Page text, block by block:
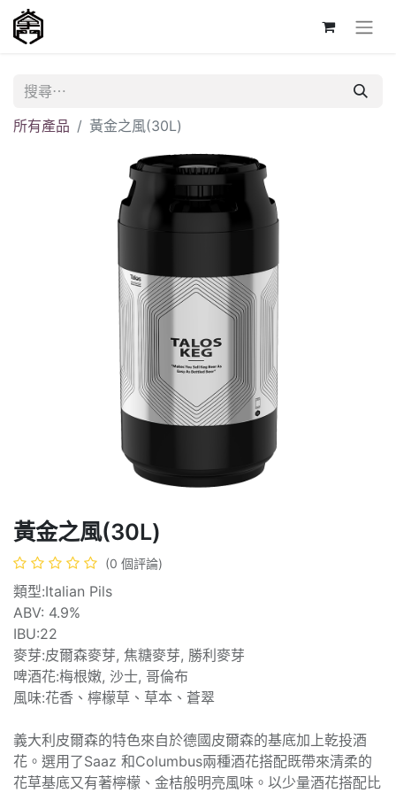
所有產品 黃金之風(30L)
黃金之風(30L)
(0 個評論)
類型:Italian Pils
ABV: 4.9%
IBU:22
麥芽:皮爾森麥芽, 焦糖麥芽, 勝利麥芽
啤酒花:梅根嫩, 沙士, 哥倫布
風味:花香、檸檬草、草本、蒼翠
義大利皮爾森的特色來自於德國皮爾森的基底加上乾投酒
花。選用了Saaz 和Columbus兩種酒花搭配既帶來清柔的
花草基底又有著檸檬、金桔般明亮風味。以少量酒花搭配比